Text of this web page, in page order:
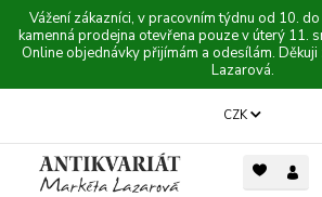
Vážení zákazníci, v pracovním týdnu od 10.
kamenná prodejna otevřena pouze v úterý 11.
Online objednávky přijímám a odesílám.
Lazarová.
CZK